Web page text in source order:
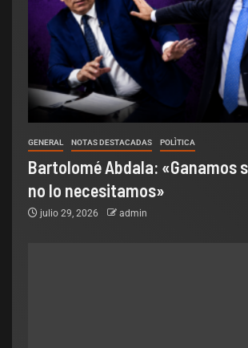
GENERAL NOTAS DESTACADAS POLÌTICA
Bartolomé Abdala: «Ganamos
no lo necesitamos»
julio 29, 2026 admin